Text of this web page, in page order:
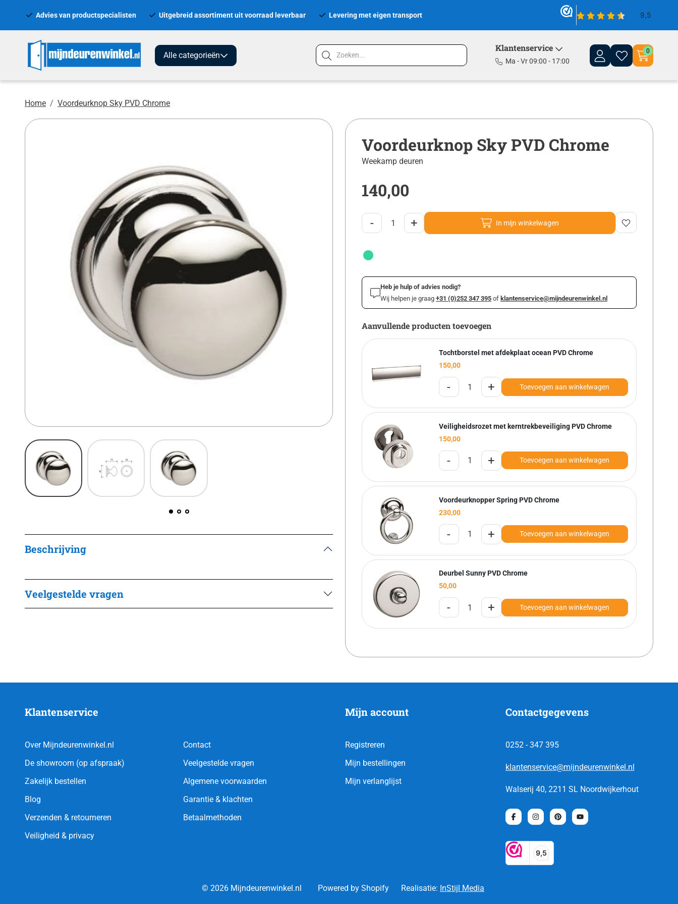
Advies van productspecialisten Uitgebreid assortiment uit voorraad leverbaar Levering met eigen transport
Alle categorieën
Klantenservice
Ma - Vr 09:00 - 17:00
0
Home Voordeurknop Sky PVD Chrome
Beschrijving
Veelgestelde vragen
Voordeurknop Sky PVD Chrome
Weekamp deuren
140,00
- + In mijn winkelwagen
Heb je hulp of advies nodig?
Wij helpen je graag +31 (0)252 347 395 of klantenservice@mijndeurenwinkel.nl
Aanvullende producten toevoegen
Tochtborstel met afdekplaat ocean PVD Chrome
150,00
- + Toevoegen aan winkelwagen
Veiligheidsrozet met kerntrekbeveiliging PVD Chrome
150,00
- + Toevoegen aan winkelwagen
Voordeurknopper Spring PVD Chrome
230,00
- + Toevoegen aan winkelwagen
Deurbel Sunny PVD Chrome
50,00
- + Toevoegen aan winkelwagen
Klantenservice
Over Mijndeurenwinkel.nl
De showroom (op afspraak)
Zakelijk bestellen
Blog
Verzenden & retourneren
Veiligheid & privacy
Contact
Veelgestelde vragen
Algemene voorwaarden
Garantie & klachten
Betaalmethoden
Mijn account
Registreren
Mijn bestellingen
Mijn verlanglijst
Contactgegevens
0252 - 347 395
klantenservice@mijndeurenwinkel.nl
Walserij 40, 2211 SL Noordwijkerhout
© 2026 Mijndeurenwinkel.nl Powered by Shopify Realisatie: InStijl Media